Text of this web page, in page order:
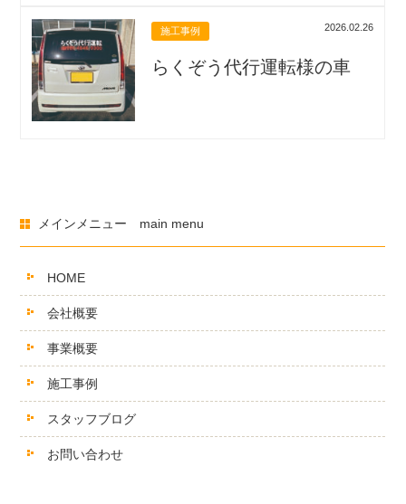
施工事例 2026.02.26
らくぞう代行運転様の車
メインメニュー main menu
HOME
会社概要
事業概要
施工事例
スタッフブログ
お問い合わせ